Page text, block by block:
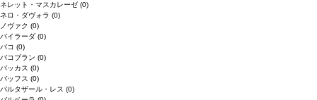
ネレット・マスカレーゼ (0)
ネロ・ダヴォラ (0)
ノヴァク (0)
バイラーダ (0)
バコ (0)
バコブラン (0)
バッカス (0)
バッフス (0)
バルタザール・レス (0)